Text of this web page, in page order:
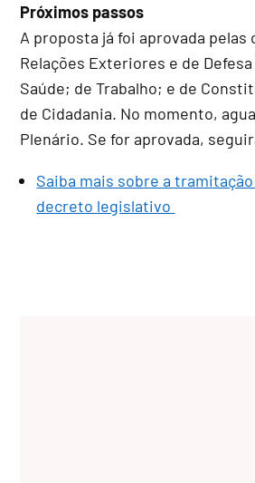
Próximos passos
A proposta já foi aprovada pelas
Relações Exteriores e de
Saúde; de Trabalho; e de
de Cidadania. No momento,
Plenário. Se for aprovada,
Saiba mais sobre a
decreto legislativo